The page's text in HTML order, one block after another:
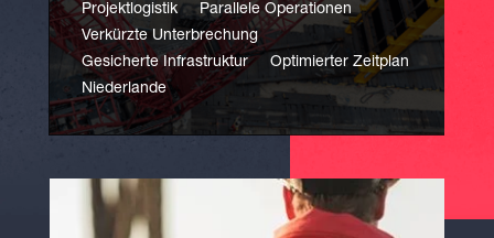
Projektlogistik
Parallele Operationen
Verkürzte Unterbrechung
Gesicherte Infrastruktur
Optimierter Zeitplan
Niederlande